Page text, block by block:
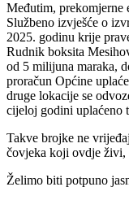
Međutim, prekomjerne
Službeno izvješće o
2025. godinu krije
Rudnik boksita
od 5 milijuna maraka,
proračun Općine
druge lokacije se
cijeloj godini uplaćeno
Takve brojke ne
čovjeka koji ovdje živi,
Želimo biti potpuno